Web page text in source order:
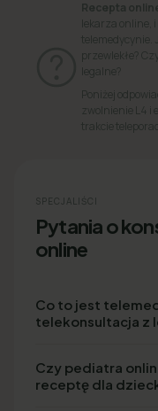
Recepta
lekarza online,
telemedycynie.
przewlekłe?
legalne?
Poniżej
zwolnienie L4 i
trakcie
SPECJALIŚCI
Pytania o
online
Co to jest
telekonsultacja z
Czy pediatra
receptę dla